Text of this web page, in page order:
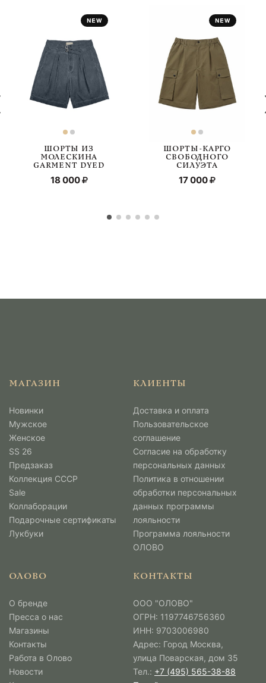
ШОРТЫ ИЗ
МОЛЕСКИНА
GARMENT DYED
18 000
ШОРТЫ-КАРГО
СВОБОДНОГО
СИЛУЭТА
17 000
МАГАЗИН
Новинки
Мужcкое
Женское
SS 26
Предзаказ
Коллекция СССР
Sale
Коллаборации
Подарочные сертификаты
Лукбуки
КЛИЕНТЫ
Доставка и оплата
Пользовательское
соглашение
Согласие на обработку
персональных данных
Политика в отношении
обработки персональных
данных программы
лояльности
Программа лояльности
ОЛОВО
ОЛОВО
О бренде
Пресса о нас
Магазины
Контакты
Работа в Олово
Новости
КОНТАКТЫ
ООО "ОЛОВО"
ОГРН: 1197746756360
ИНН: 9703006980
Адрес: Город Москва,
улица Поварская, дом 35
Тел.: +7 (495) 565-38-88